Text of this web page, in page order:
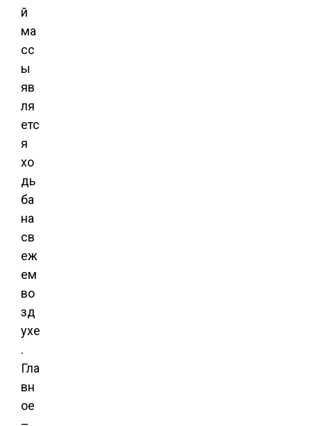
й
ма
сс
ы
яв
ля
етс
я
хо
дь
ба
на
св
еж
ем
во
зд
ухе
.
Гла
вн
ое